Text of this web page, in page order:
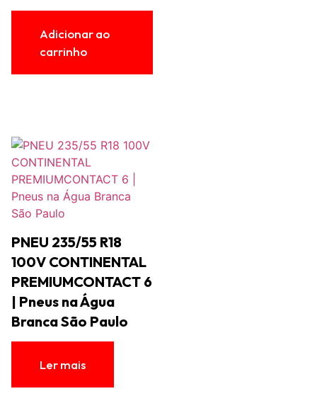
Adicionar ao
carrinho
PNEU 235/55 R18
100V CONTINENTAL
PREMIUMCONTACT 6
| Pneus na Água
Branca São Paulo
Ler mais